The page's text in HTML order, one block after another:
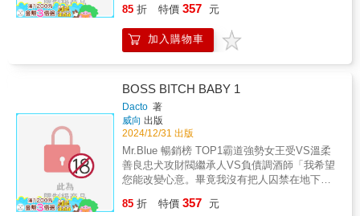
就沒打算給我拒絕的選項啊。」「您要這麼
說，也對。」台版獨家番外（印在書內）作者
印簽（印在書內）獨家新圖透卡
85 折 特價 357 元
加入購物車
BOSS BITCH BABY 1
Dacto 著
威向 出版
2024/12/31 出版
Mr.Blue 暢銷榜 TOP1霸道強勢女王受VS溫柔
善良忠犬攻財閥繼承人VS負債調酒師「我希望
您能改變心意。畢竟我沒有把人囚禁在地下
就沒打算給我拒絕的選項啊。」「您要這麼
85 折 特價 357 元